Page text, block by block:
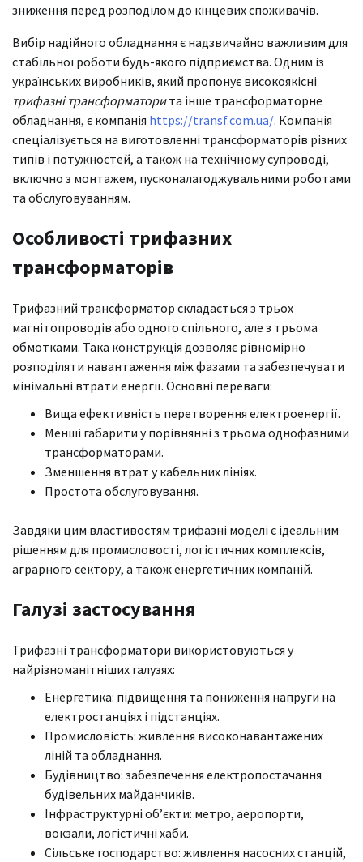
зниження перед розподілом до кінцевих споживачів.
Вибір надійного обладнання є надзвичайно важливим для
стабільної роботи будь-якого підприємства. Одним із
українських виробників, який пропонує високоякісні
трифазні трансформаторита інше трансформаторне
обладнання, є компанія https://transf.com.ua/. Компанія
спеціалізується на виготовленні трансформаторів різних
типів і потужностей, а також на технічному супроводі,
включно з монтажем, пусконалагоджувальними роботами
та обслуговуванням.
Особливості трифазних
трансформаторів
Трифазний трансформатор складається з трьох
магнітопроводів або одного спільного, але з трьома
обмотками. Така конструкція дозволяє рівномірно
розподіляти навантаження між фазами та забезпечувати
мінімальні втрати енергії. Основні переваги:
Вища ефективність перетворення електроенергії.
Менші габарити у порівнянні з трьома однофазними
трансформаторами.
Зменшення втрат у кабельних лініях.
Простота обслуговування.
Завдяки цим властивостям трифазні моделі є ідеальним
рішенням для промисловості, логістичних комплексів,
аграрного сектору, а також енергетичних компаній.
Галузі застосування
Трифазні трансформатори використовуються у
найрізноманітніших галузях:
Енергетика: підвищення та пониження напруги на
електростанціях і підстанціях.
Промисловість: живлення високонавантажених
ліній та обладнання.
Будівництво: забезпечення електропостачання
будівельних майданчиків.
Інфраструктурні об’єкти: метро, аеропорти,
вокзали, логістичні хаби.
Сільське господарство: живлення насосних станцій,